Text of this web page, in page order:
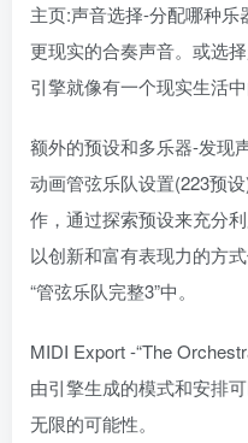
主页:声音选择-分配哪种
更现实的合奏声音。或选
引擎就像有一个现实生活
额外的预设和多乐器-发现
动画管弦乐队设置(223预
作，通过探索预设来充分
以创新和富有表现力的方
“管弦乐队完整3”中。
MIDI Export -“The
由引擎生成的模式和安排
无限的可能性。